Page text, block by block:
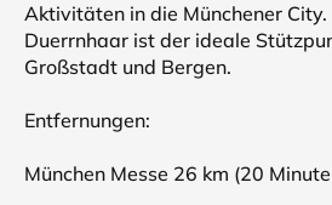
Aktivitäten in die Münchener
Duerrnhaar ist der ideale
Großstadt und Bergen.
Entfernungen:
München Messe 26 km (20